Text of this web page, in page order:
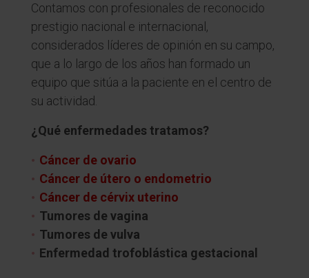
Contamos con profesionales de reconocido
prestigio nacional e internacional,
considerados líderes de opinión en su campo,
que a lo largo de los años han formado un
equipo que sitúa a la paciente en el centro de
su actividad.
¿Qué enfermedades tratamos?
Cáncer de ovario
Cáncer de útero o endometrio
Cáncer de cérvix uterino
Tumores de vagina
Tumores de vulva
Enfermedad trofoblástica gestacional